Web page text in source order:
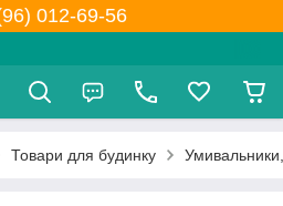
012-69-56
Товари для будинку